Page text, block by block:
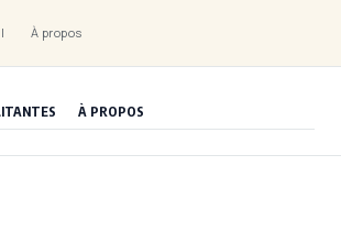
À propos
À PROPOS